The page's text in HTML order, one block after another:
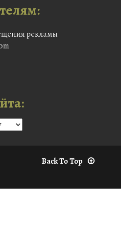
рекламы
Back To Top